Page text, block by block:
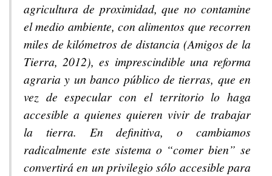
agricultura de proximidad, que no contamine
el medio ambiente, con alimentos que recorren
miles de kilómetros de distancia (Amigos de la
Tierra, 2012), es imprescindible una reforma
agraria y un banco público de tierras, que en
vez de especular con el territorio lo haga
accesible a quienes quieren vivir de trabajar
la tierra. En definitiva, o cambiamos
radicalmente este sistema o “comer bien” se
convertirá en un privilegio sólo accesible para